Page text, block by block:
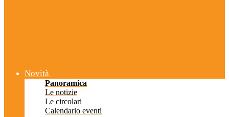
Novità
Panoramica
Le notizie
Le circolari
Calendario eventi